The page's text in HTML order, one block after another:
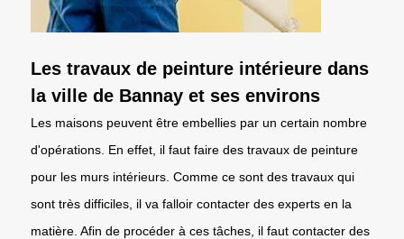
Les travaux de peinture intérieure dans
la ville de Bannay et ses environs
Les maisons peuvent être embellies par un certain nombre
d'opérations. En effet, il faut faire des travaux de peinture
pour les murs intérieurs. Comme ce sont des travaux qui
sont très difficiles, il va falloir contacter des experts en la
matière. Afin de procéder à ces tâches, il faut contacter des